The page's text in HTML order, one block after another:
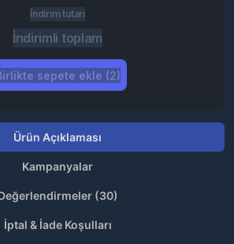
İndirim tutarı
İndirimli toplam
sepete ekle (2)
Ürün Açıklaması
Kampanyalar
Değerlendirmeler (30)
İptal & İade Koşulları